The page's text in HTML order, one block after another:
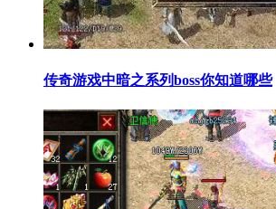
传奇游戏中暗之系列boss你知道哪些